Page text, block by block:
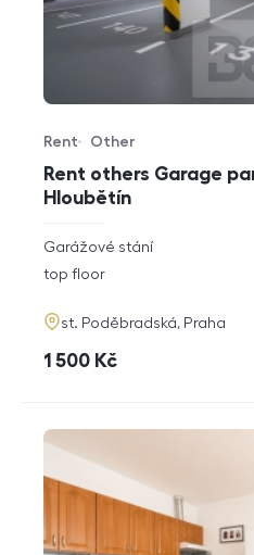
Rent others Garage
Hloubětín
Offer type
Rent
Property type
Other
rozměry
disposition
Garážové stání
funkce
top floor
adresa
st. Poděbradská, Praha
cena
1 500 Kč